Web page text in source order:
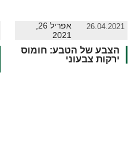
26.04.2021
2021
הצבע של הטבע: חומוס
ירקות צבעוני